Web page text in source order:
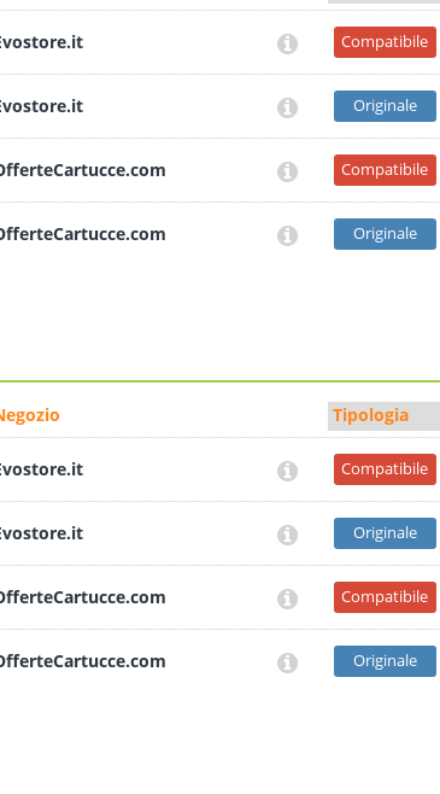
Compatibile
Originale
Compatibile
Originale
Compatibile
Originale
Compatibile
Originale